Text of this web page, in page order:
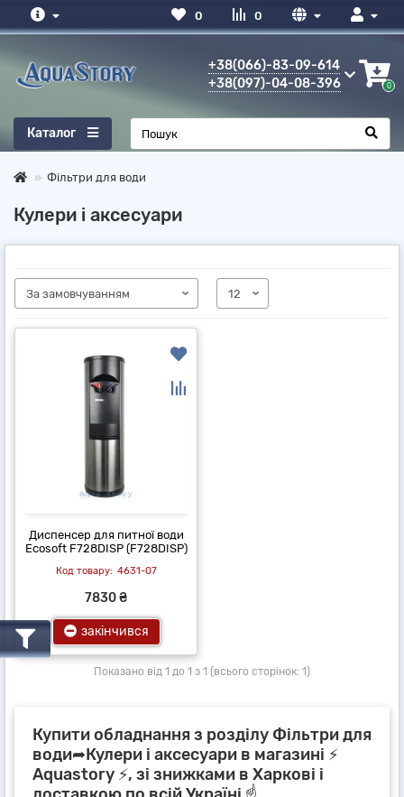
0
0
+38(066)-83-09-614
+38(097)-04-08-396
0
Каталог
Фільтри для води
Кулери і аксесуари
Диспенсер для питної води
Ecosoft F728DISP (F728DISP)
4631-07
7830 ₴
закінчився
Показано від 1 до 1 з 1 (всього сторінок: 1)
Купити обладнання з розділу Фільтри для
води➦Кулери і аксесуари в магазині ⚡
Aquastory ⚡, зі знижками в Харкові і